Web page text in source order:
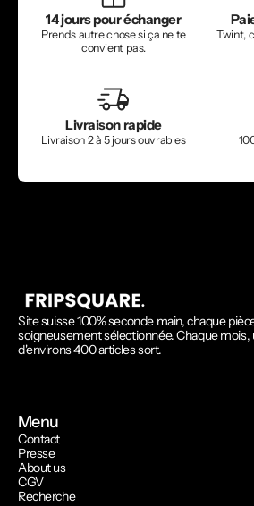
14 jours pour échanger
Prends autre chose si ça ne te
convient pas.
Twint,
Livraison rapide
Livraison 2 à 5 jours ouvrables
Site suisse 100% seconde main, chaque
soigneusement sélectionnée. Chaque mois,
d'environs 400 articles sort.
Menu
Contact
Presse
About us
CGV
Recherche